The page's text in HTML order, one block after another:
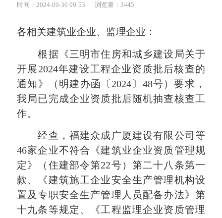
时间：2024-09-30 09:53
浏览量：3445
各相关建筑业企业、监理企业：
根据《三明市住房和城乡建设局关于
开展2024年建设工程企业资质批后核查的
通知》（明建办函〔2024〕48号）要求，
我局已完成企业资质批后随机抽查核查工
作。
经查，福建众成广厦建设有限公司等
46家企业不符合《建筑业企业资质管理规
定》（住建部令第22号）第二十八条第一
款、《建筑施工企业安全生产管理机构设
置及专职安全生产管理人员配备办法》第
十九条等规定、《工程监理企业资质管理